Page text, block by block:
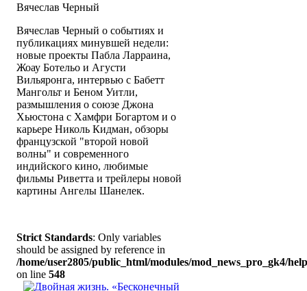
Вячеслав Черный
Вячеслав Черный о событиях и
публикациях минувшей недели:
новые проекты Пабла Ларраина,
Жоау Ботельо и Агусти
Вильяронга, интервью с Бабетт
Мангольт и Беном Уитли,
размышления о союзе Джона
Хьюстона с Хамфри Богартом и о
карьере Николь Кидман, обзоры
французской "второй новой
волны" и современного
индийского кино, любимые
фильмы Риветта и трейлеры новой
картины Ангелы Шанелек.
Strict Standards: Only variables
should be assigned by reference in
/home/user2805/public_html/modules/mod_news_pro_gk4/
on line 548